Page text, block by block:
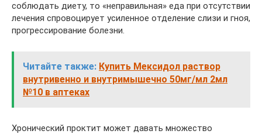
соблюдать диету, то «неправильная» еда при отсутствии
лечения спровоцирует усиленное отделение слизи и гноя,
прогрессирование болезни.
Читайте также: Купить Мексидол раствор
внутривенно и внутримышечно 50мг/мл 2мл
№10 в аптеках
Хронический проктит может давать множество